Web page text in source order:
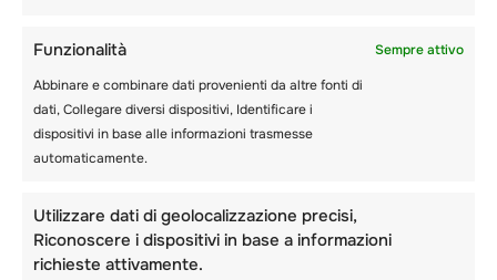
Funzionalità
Sempre attivo
Abbinare e combinare dati provenienti da altre fonti di
dati, Collegare diversi dispositivi, Identificare i
dispositivi in base alle informazioni trasmesse
automaticamente.
Utilizzare dati di geolocalizzazione precisi,
Riconoscere i dispositivi in base a informazioni
richieste attivamente.
certificazioni che determinano le loro tariffe
stazioni locali o di piccole dimensioni sono
studenti universitari o liceali con esperienza
ma senza certificazione.
invernali più grandi e popolari sono
professionisti formati, certificati ed esperti.
Sono riconosciuti da un organismo che